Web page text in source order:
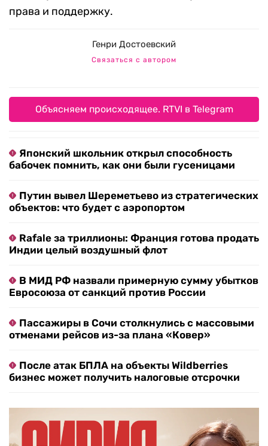
права и поддержку.
Генри Достоевский
Связаться с автором
Объясняем происходящее. RTVI в Telegram
Японский школьник открыл способность
бабочек помнить, как они были гусеницами
Путин вывел Шереметьево из стратегических
объектов: что будет с аэропортом
Rafale за триллионы: Франция готова продать
Индии целый воздушный флот
В МИД РФ назвали примерную сумму убытков
Евросоюза от санкций против России
Пассажиры в Сочи столкнулись с массовыми
отменами рейсов из-за плана «Ковер»
После атак БПЛА на объекты Wildberries
бизнес может получить налоговые отсрочки